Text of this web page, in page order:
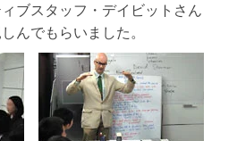
ブスタッフ・デイビットさん
んでもらいました。